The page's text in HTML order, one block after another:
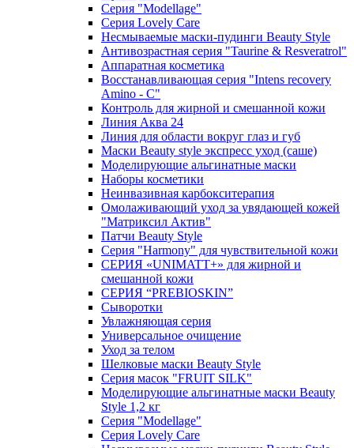
Серия "Modellage"
Cерия Lovely Care
Несмываемые маски-пудинги Beauty Style
Антивозрастная серия "Taurine & Resveratrol"
Аппаратная косметика
Восстанавливающая серия "Intens recovery
Amino - C"
Контроль для жирной и смешанной кожи
Линия Аква 24
Линия для области вокруг глаз и губ
Маски Beauty style экспресс уход (саше)
Моделирующие альгинатные маски
Наборы косметики
Неинвазивная карбокситерапия
Омолаживающий уход за увядающей кожей
"Матриксил Актив"
Патчи Beauty Style
Серия "Harmony" для чувствительной кожи
СЕРИЯ «UNIMATT+» для жирной и
смешанной кожи
СЕРИЯ “PREBIOSKIN”
Сыворотки
Увлажняющая серия
Универсальное очищение
Уход за телом
Шелковые маски Beauty Style
Серия масок "FRUIT SILK"
Моделирующие альгинатные маски Beauty
Style 1,2 кг
Серия "Modellage"
Cерия Lovely Care